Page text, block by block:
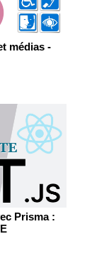
médias -
Prisma :